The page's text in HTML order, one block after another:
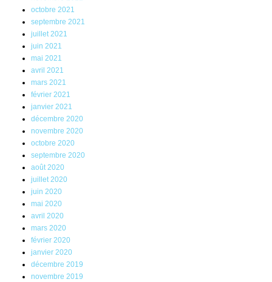
octobre 2021
septembre 2021
juillet 2021
juin 2021
mai 2021
avril 2021
mars 2021
février 2021
janvier 2021
décembre 2020
novembre 2020
octobre 2020
septembre 2020
août 2020
juillet 2020
juin 2020
mai 2020
avril 2020
mars 2020
février 2020
janvier 2020
décembre 2019
novembre 2019